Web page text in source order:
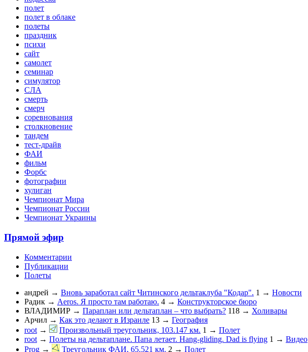
полет
полет в облаке
полеты
праздник
психи
сайт
самолет
семинар
симулятор
СЛА
смерть
смерч
соревнования
столкновение
тандем
тест-драйв
ФАИ
фильм
Форбс
фотографии
хулиган
Чемпионат Мира
Чемпионат России
Чемпионат Украины
Прямой эфир
Комментарии
Публикации
Полеты
андрей → Вновь заработал сайт Читинского дельтаклуба "Кодар". 1 → Новости
Радик → Aeros. Я просто там работаю. 4 → Конструкторское бюро
ВЛАДИМИР → Параплан или дельтаплан – что выбрать? 118 → Холивары
Арчил → Как это делают в Израиле 13 → География
root → Произвольный треугольник, 103.147 км. 1 → Полет
root → Полеты на дельтаплане. Папа летает. Hang-gliding. Dad is flying 1 → Видео
Prog → Треугольник ФАИ, 65.521 км. 2 → Полет